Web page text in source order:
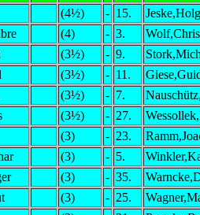
(4½) - 15.
(4) - 3.
(3½) - 9.
(3½) - 11.
(3½) - 7.
(3½) - 27.
(3) - 23.
(3) - 5.
(3) - 35.
(3) - 25.